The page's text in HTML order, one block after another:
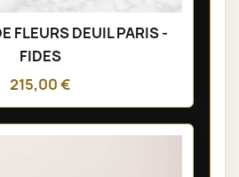
FLEURS DEUIL PARIS -
FIDES
215,00 €